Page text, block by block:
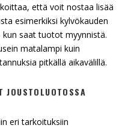
että voit nostaa lisää
esimerkiksi kylvökauden
kun saat tuotot myynnistä.
matalampi kuin
pitkällä aikavälillä.
JOUSTOLUOTOSSA
eri tarkoituksiin